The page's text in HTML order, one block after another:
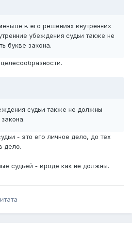
в его решениях внутренних
убеждения судьи также не
букве закона.
судьи также не должны
- это его личное дело, до тех
дело.
судьей - вроде как не должны.